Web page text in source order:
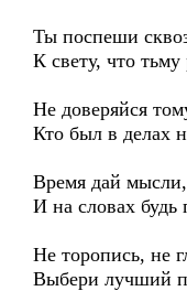
Ты поспеши
К свету, что тьму
Не доверяйся
Кто был в делах
Время дай
И на словах будь
Не торопись, не
Выбери лучший